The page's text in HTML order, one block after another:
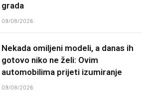
grada
09/08/2026
Nekada omiljeni modeli, a danas ih
gotovo niko ne želi: Ovim
automobilima prijeti izumiranje
09/08/2026